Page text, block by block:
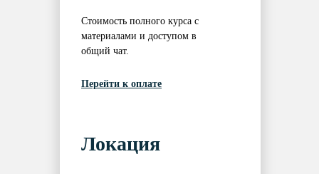
Перейти к оплате
Локация
Стоимость полного курса с
материалами и доступом в
общий чат.